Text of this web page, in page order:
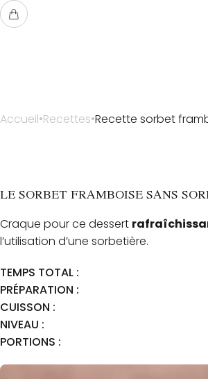
Accueil Recettes Recette sorbet
LE SORBET FRAMBOISE SANS
Craque pour ce dessert
l’utilisation d’une sorbetière.
TEMPS TOTAL :
PRÉPARATION :
CUISSON :
NIVEAU :
PORTIONS :